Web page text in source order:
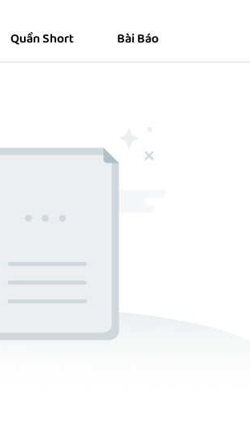
Quần Short Bài Báo